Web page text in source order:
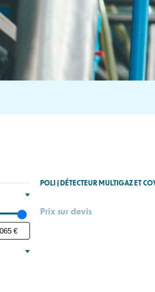
POLI | DÉTECTEUR MULTIGAZ ET
Prix sur devis